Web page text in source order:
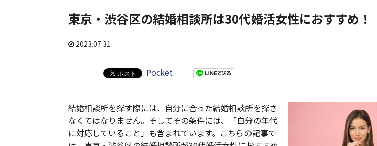
東京・渋谷区の結婚相談所は30代婚活女性におすすめ！
2023.07.31
Pocket
結婚相談所を探す際には、自分に合った結婚相談所を探さ
なくてはなりません。そしてその条件には、「自分の年代
に対応していること」も含まれています。こちらの記事で